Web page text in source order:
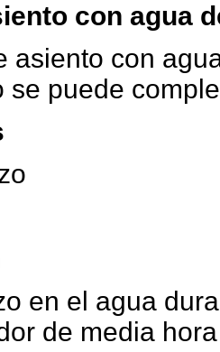
con agua
asiento con
se puede
en el agua
de media